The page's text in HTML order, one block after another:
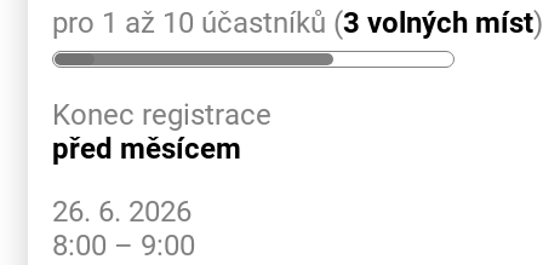
pro 1 až 10 účastníků (3 volných míst)
Konec registrace
před měsícem
26. 6. 2026
8:00 – 9:00